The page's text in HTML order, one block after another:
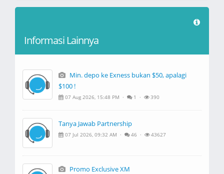
Informasi Lainnya
Min. depo ke Exness bukan $50, apalagi
$100 !
07 Aug 2026, 15:48 PM · 1 · 390
Tanya Jawab Partnership
07 Jul 2026, 09:32 AM · 46 · 43627
Promo Exclusive XM